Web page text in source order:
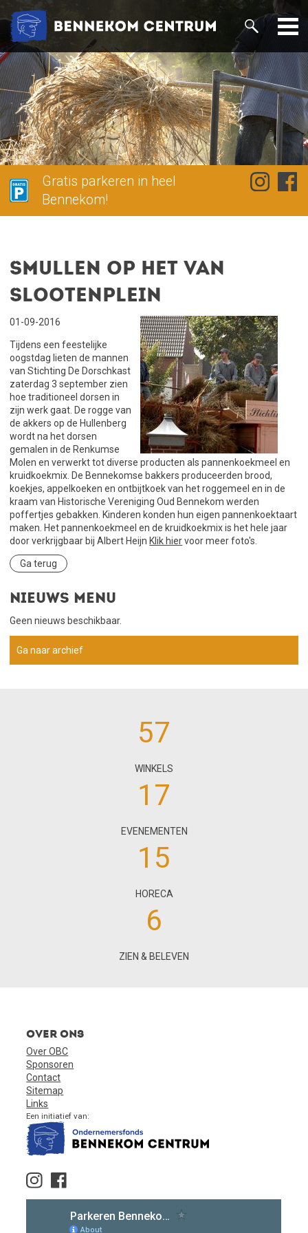
Gratis parkeren in heel
Bennekom!
Smullen op het Van
Slootenplein
01-09-2016
Tijdens een feestelijke
oogstdag lieten de mannen
van Stichting De Dorschkast
zaterdag 3 september zien
hoe traditioneel dorsen in
zijn werk gaat. De rogge van
de akkers op de Hullenberg
wordt na het dorsen
gemalen in de Renkumse
Molen en verwerkt tot diverse producten als pannenkoekmeel en
kruidkoekmix. De Bennekomse bakkers produceerden brood,
koekjes, appelkoeken en ontbijtkoek van het roggemeel en in de
kraam van Historische Vereniging Oud Bennekom werden
poffertjes gebakken. Kinderen konden hun eigen pannenkoektaart
maken. Het pannenkoekmeel en de kruidkoekmix is het hele jaar
door verkrijgbaar bij Albert Heijn Klik hiervoor meer foto's.
Ga terug
Nieuws menu
Geen nieuws beschikbaar.
Ga naar archief
57
WINKELS
17
EVENEMENTEN
15
HORECA
6
ZIEN & BELEVEN
Over ons
Over OBC
Sponsoren
Contact
Sitemap
Links
Een initiatief van: